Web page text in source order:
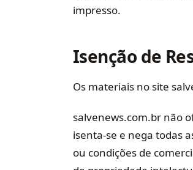
impresso.
Isenção de
Os materiais no site
salvenews.com.br não
isenta-se e nega todas
ou condições de